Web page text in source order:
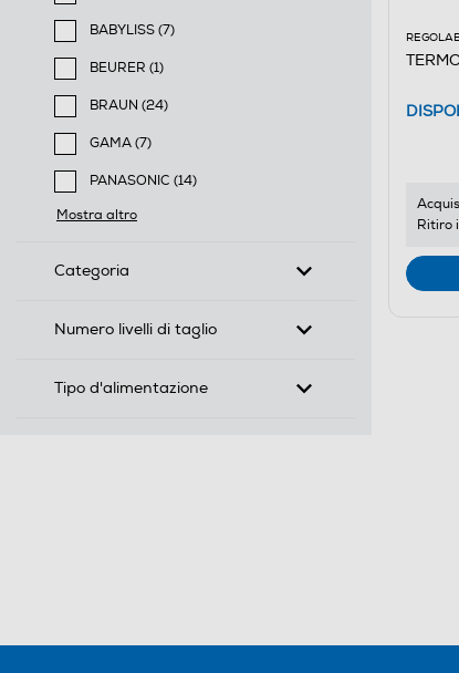
Filtra per Marca: AAAMAZE
BABYLISS (7)
Filtra per Marca: BABYLISS
BEURER (1)
Filtra per Marca: BEURER
BRAUN (24)
Filtra per Marca: BRAUN
GAMA (7)
Filtra per Marca: GAMA
PANASONIC (14)
Filtra per Marca: PANASONIC
Mostra altro
Categoria
Numero livelli di taglio
Tipo d'alimentazione
Ritiro